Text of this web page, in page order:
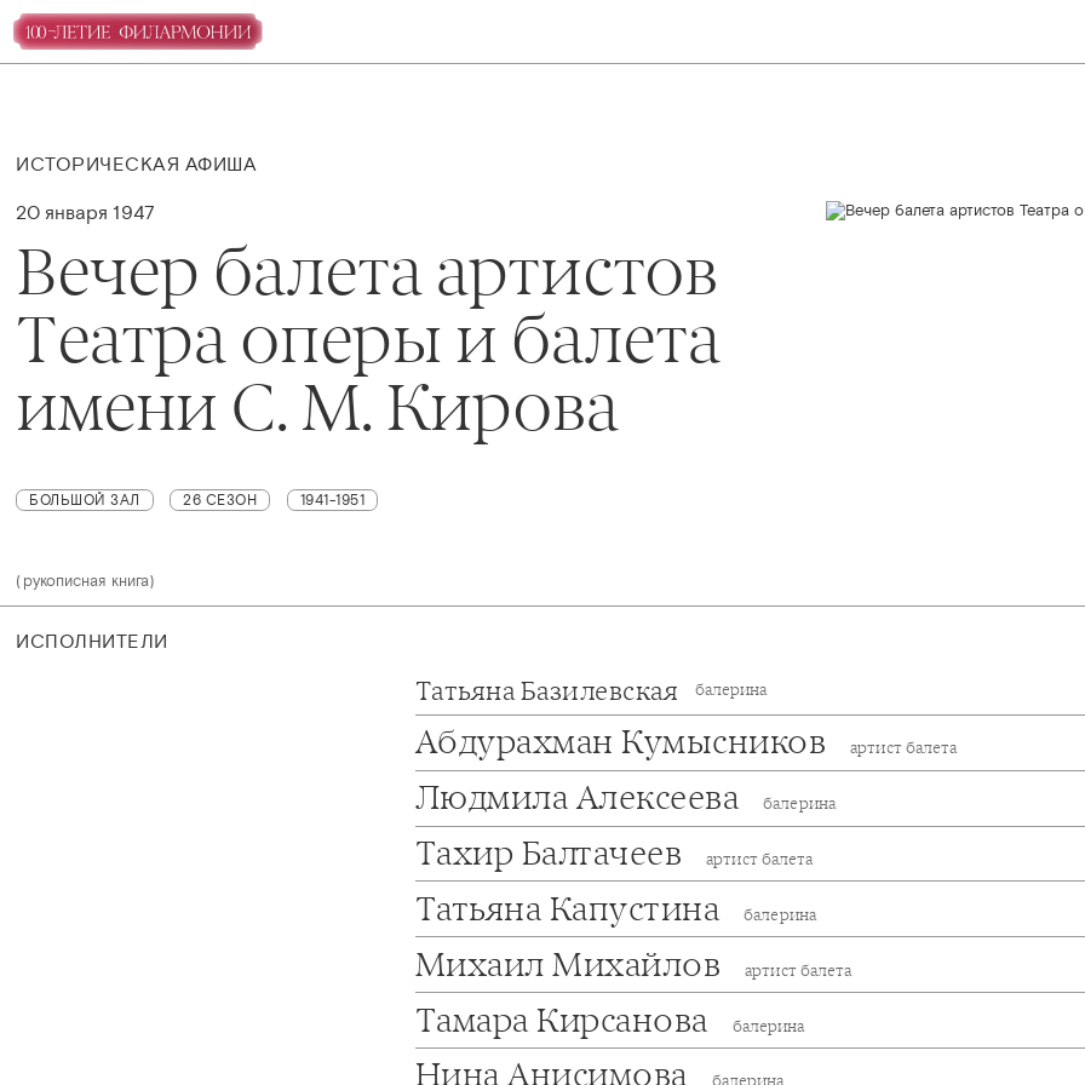
ИСТОРИЧЕСКАЯ АФИША
20 января 1947
Вечер балета артистов
Театра оперы и балета
имени С. М. Кирова
БОЛЬШОЙ ЗАЛ 26 СЕЗОН 1941-1951
(рукописная книга)
ИСПОЛНИТЕЛИ
Татьяна Базилевская балерина
Абдурахман Кумысников артист балета
Людмила Алексеева балерина
Тахир Балтачеев артист балета
Татьяна Капустина балерина
Михаил Михайлов артист балета
Тамара Кирсанова балерина
Нина Анисимова балерина